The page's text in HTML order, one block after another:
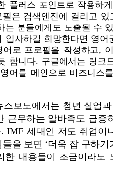
플러스 포인트로 작용하
필은 검색엔진에 걸리고 있
는 분들에게도 노출될 수
입사하길 희망한다면 영어
어로 프로필을 작성하고 ,
합니다. 구글에서는 링크
어를 메인으로 비즈니스
스보도에서는 청년 실업과
근무하는 알바족도 급증
. IMF 세대인 저도 취업이
들을 보면 ‘더욱 잡 구하기
한 내용들이 조금이라도